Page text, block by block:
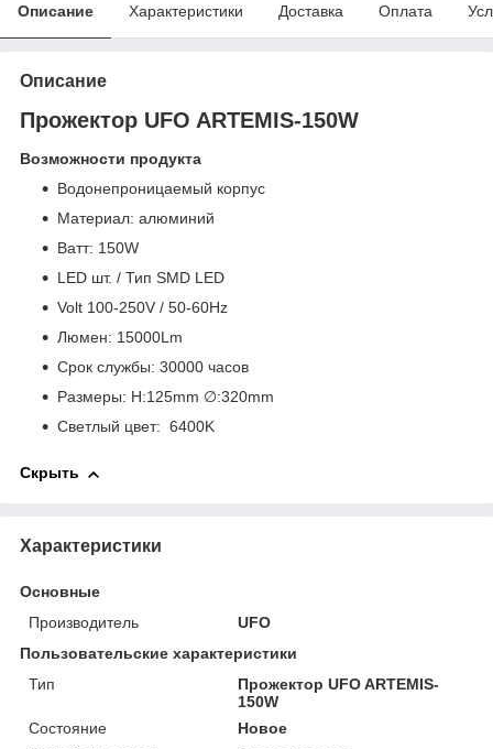
Описание Характеристики Доставка Оплата
Описание
Прожектор UFO ARTEMIS-150W
Возможности продукта
Водонепроницаемый корпус
Материал: алюминий
Bатт: 150W
LED шт. / Тип SMD LED
Volt 100-250V / 50-60Hz
Люмен: 15000Lm
Срок службы: 30000 часов
Размеры: H:125mm ∅:320mm
Светлый цвет: 6400K
Скрыть
Характеристики
Основные
Производитель
UFO
Пользовательские характеристики
Тип
Прожектор UFO ARTEMIS-
150W
Состояние
Новое